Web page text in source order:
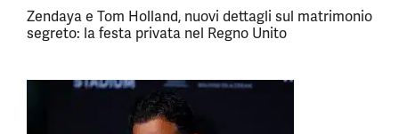
Zendaya e Tom Holland, nuovi dettagli sul matrimonio
segreto: la festa privata nel Regno Unito